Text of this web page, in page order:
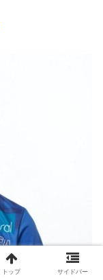
トップ サイドバー